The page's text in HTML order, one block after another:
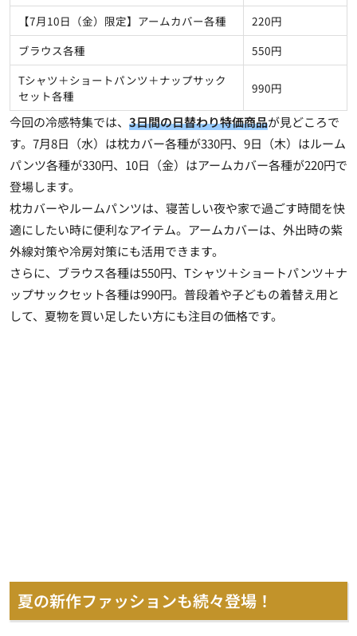
【7月10日（金）限定】アームカバー各種
220円
ブラウス各種
550円
Tシャツ＋ショートパンツ＋ナップサック
セット各種
990円
今回の冷感特集では、 3日間の日替わり特価商品が見どころで
す。7月8日（水）は枕カバー各種が330円、9日（木）はルーム
パンツ各種が330円、10日（金）はアームカバー各種が220円で
登場します。
枕カバーやルームパンツは、寝苦しい夜や家で過ごす時間を快
適にしたい時に便利なアイテム。アームカバーは、外出時の紫
外線対策や冷房対策にも活用できます。
さらに、ブラウス各種は550円、Tシャツ＋ショートパンツ＋ナ
ップサックセット各種は990円。普段着や子どもの着替え用と
して、夏物を買い足したい方にも注目の価格です。
夏の新作ファッションも続々登場！